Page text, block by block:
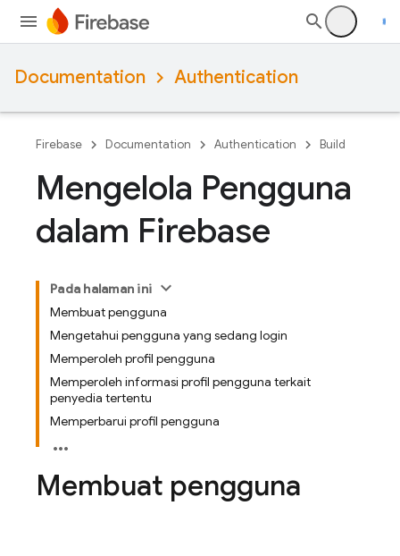
Documentation Authentication
Firebase Documentation Authentication Build
Mengelola Pengguna
dalam Firebase
Pada halaman ini
Membuat pengguna
Mengetahui pengguna yang sedang login
Memperoleh profil pengguna
Memperoleh informasi profil pengguna terkait
penyedia tertentu
Memperbarui profil pengguna
Membuat pengguna